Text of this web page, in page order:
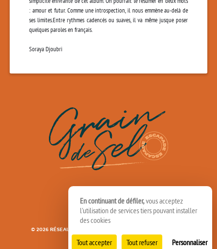
: amour et futur. Comme une introspection, il nous emmène au-delà de
ses limites.Entre rythmes cadencés ou suaves, il va même jusque poser
quelques paroles en français.
Soraya Djoubri
© 2026 RÉSEAU SPEDIDAM
En continuant de défiler,vous acceptez
l'utilisation de services tiers pouvant installer
des cookies
Tout accepter Tout refuser Personnaliser